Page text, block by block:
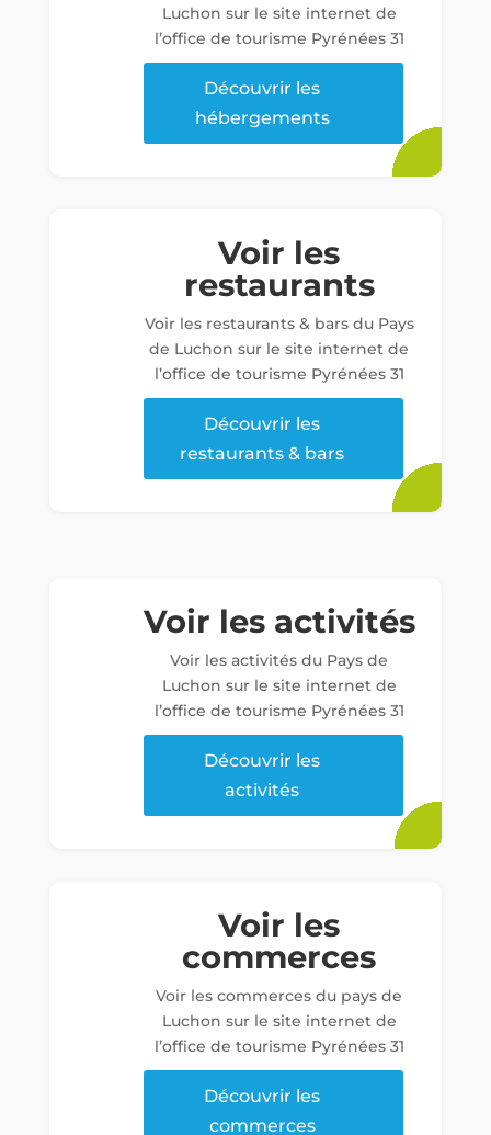
Luchon sur le site internet de
l’office de tourisme Pyrénées 31
Découvrir les
hébergements
Voir les
restaurants
Voir les restaurants & bars du Pays
de Luchon sur le site internet de
l’office de tourisme Pyrénées 31
Découvrir les
restaurants & bars
Voir les activités
Voir les activités du Pays de
Luchon sur le site internet de
l’office de tourisme Pyrénées 31
Découvrir les
activités
Voir les
commerces
Voir les commerces du pays de
Luchon sur le site internet de
l’office de tourisme Pyrénées 31
Découvrir les
commerces